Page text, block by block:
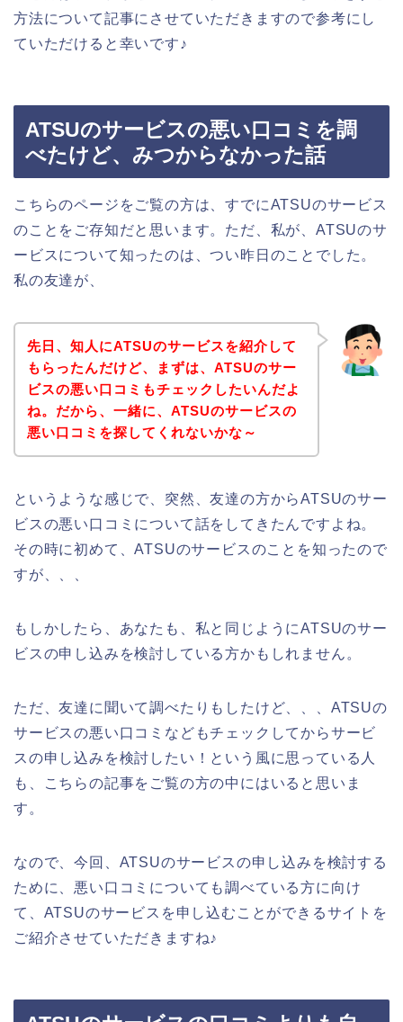
方法について記事にさせていただきますので参考にし
ていただけると幸いです♪
ATSUのサービスの悪い口コミを調
べたけど、みつからなかった話
こちらのページをご覧の方は、すでにATSUのサービス
のことをご存知だと思います。ただ、私が、ATSUのサ
ービスについて知ったのは、つい昨日のことでした。
私の友達が、
先日、知人にATSUのサービスを紹介して
もらったんだけど、まずは、ATSUのサー
ビスの悪い口コミもチェックしたいんだよ
ね。だから、一緒に、ATSUのサービスの
悪い口コミを探してくれないかな～
というような感じで、突然、友達の方からATSUのサー
ビスの悪い口コミについて話をしてきたんですよね。
その時に初めて、ATSUのサービスのことを知ったので
すが、、、
もしかしたら、あなたも、私と同じようにATSUのサー
ビスの申し込みを検討している方かもしれません。
ただ、友達に聞いて調べたりもしたけど、、、ATSUの
サービスの悪い口コミなどもチェックしてからサービ
スの申し込みを検討したい！という風に思っている人
も、こちらの記事をご覧の方の中にはいると思いま
す。
なので、今回、ATSUのサービスの申し込みを検討する
ために、悪い口コミについても調べている方に向け
て、ATSUのサービスを申し込むことができるサイトを
ご紹介させていただきますね♪